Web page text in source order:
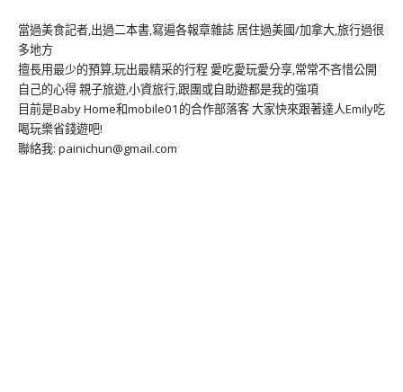
當過美食記者,出過二本書,寫遍各報章雜誌 居住過美國/加拿大,旅行過很
多地方
擅長用最少的預算,玩出最精采的行程 愛吃愛玩愛分享,常常不吝惜公開
自己的心得 親子旅遊,小資旅行,跟團或自助遊都是我的強項
目前是Baby Home和mobile01的合作部落客 大家快來跟著達人Emily吃
喝玩樂省錢遊吧!
聯絡我: painichun@gmail.com